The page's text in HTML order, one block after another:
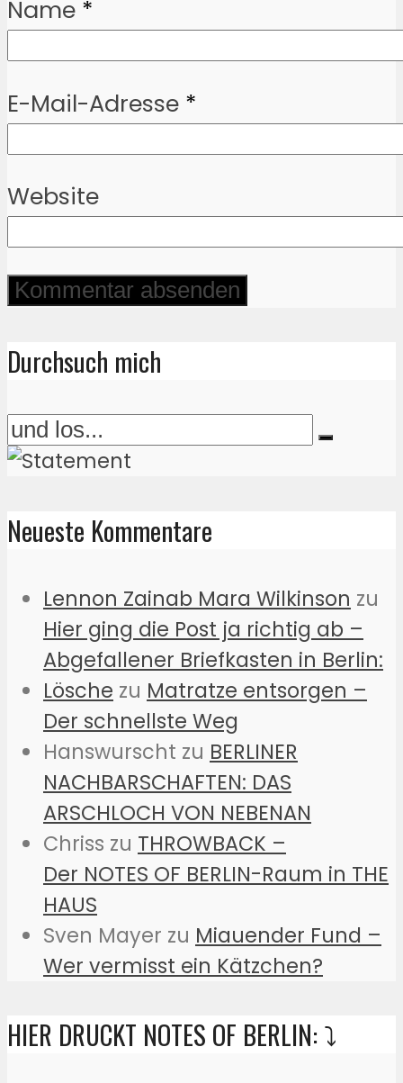
Name *
E-Mail-Adresse *
Website
Durchsuch mich
Neueste Kommentare
Lennon Zainab Mara Wilkinson zu
Hier ging die Post ja richtig ab –
Abgefallener Briefkasten in Berlin:
Lösche zu Matratze entsorgen –
Der schnellste Weg
Hanswurscht zu BERLINER
NACHBARSCHAFTEN: DAS
ARSCHLOCH VON NEBENAN
Chriss zu THROWBACK –
Der NOTES OF BERLIN-Raum in THE
HAUS
Sven Mayer zu Miauender Fund –
Wer vermisst ein Kätzchen?
HIER DRUCKT NOTES OF BERLIN: ⤵️